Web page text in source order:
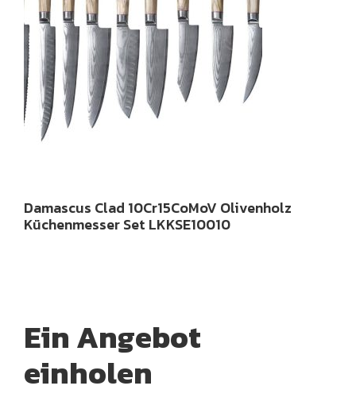
Damascus Clad 10Cr15CoMoV Olivenholz
Küchenmesser Set LKKSE10010
Ein Angebot
einholen